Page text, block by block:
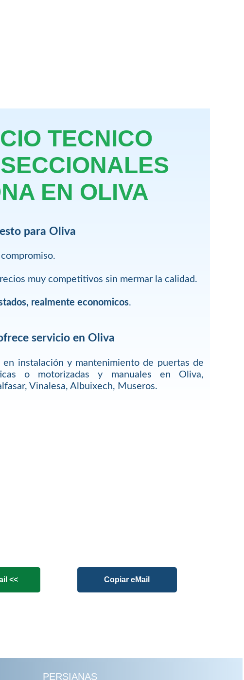
TECNICO
EN OLIVA
para Oliva
muy competitivos sin mermar la calidad.
realmente economicos.
servicio en Oliva
en instalación y mantenimiento de puertas de
o motorizadas y manuales en Oliva,
Vinalesa, Albuixech, Museros.
<< Copiar eMail
PERSIANAS